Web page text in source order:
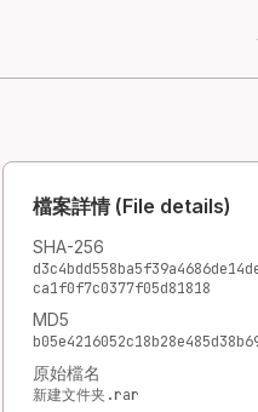
檔案詳情 (File details)
SHA-256
ca1f0f7c0377f05d81818
MD5
原始檔名
新建文件夹.rar